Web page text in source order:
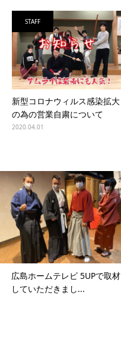
STAFF
新型コロナウィルス感染拡大
の為の営業自粛について
2020.04.01
広島ホームテレビ 5UPで取材
していただきまし...